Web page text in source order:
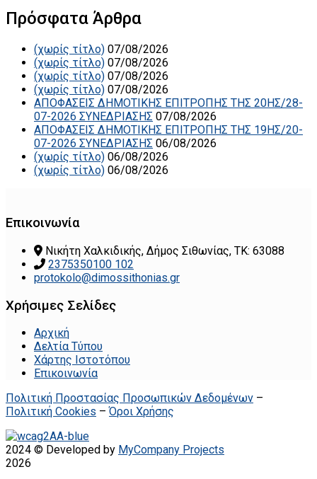
Πρόσφατα Άρθρα
(χωρίς τίτλο) 07/08/2026
(χωρίς τίτλο) 07/08/2026
(χωρίς τίτλο) 07/08/2026
(χωρίς τίτλο) 07/08/2026
ΑΠΟΦΑΣΕΙΣ ΔΗΜΟΤΙΚΗΣ ΕΠΙΤΡΟΠΗΣ ΤΗΣ 20ΗΣ/28-
07-2026 ΣΥΝΕΔΡΙΑΣΗΣ 07/08/2026
ΑΠΟΦΑΣΕΙΣ ΔΗΜΟΤΙΚΗΣ ΕΠΙΤΡΟΠΗΣ ΤΗΣ 19ΗΣ/20-
07-2026 ΣΥΝΕΔΡΙΑΣΗΣ 06/08/2026
(χωρίς τίτλο) 06/08/2026
(χωρίς τίτλο) 06/08/2026
Επικοινωνία
Νικήτη Χαλκιδικής, Δήμος Σιθωνίας, ΤΚ: 63088
2375350100 102
protokolo@dimossithonias.gr
Χρήσιμες Σελίδες
Αρχική
Δελτία Τύπου
Χάρτης Ιστοτόπου
Επικοινωνία
Πολιτική Προστασίας Προσωπικών Δεδομένων –
Πολιτική Cookies –Όροι Χρήσης
2024 © Developed by MyCompany Projects
2026